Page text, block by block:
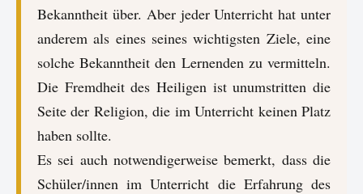
Bekanntheit über. Aber jeder Unterricht hat unter
anderem als eines seines wichtigsten Ziele, eine
solche Bekanntheit den Lernenden zu vermitteln.
Die Fremdheit des Heiligen ist unumstritten die
Seite der Religion, die im Unterricht keinen Platz
haben sollte.
Es sei auch notwendigerweise bemerkt, dass die
Schüler/innen im Unterricht die Erfahrung des